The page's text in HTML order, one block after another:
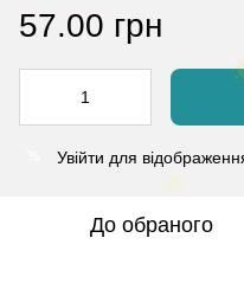
57.00 грн
Увійти для
До обраного